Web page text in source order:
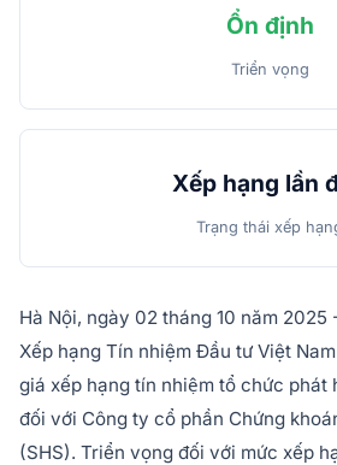
Ổn định
Triển vọng
Xếp hạng lần
Trạng thái xếp
Hà Nội, ngày 02 tháng 10 năm 2025
Xếp hạng Tín nhiệm Đầu tư Việt
giá xếp hạng tín nhiệm tổ chức phát
đối với Công ty cổ phần Chứng
(SHS). Triển vọng đối với mức xếp